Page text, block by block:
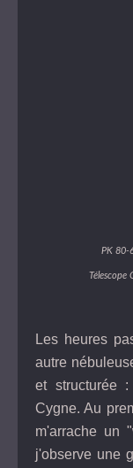
PK 80-
Télescope
Les heures
autre
et structurée
Cygne. Au
m'arrache un
j'observe une